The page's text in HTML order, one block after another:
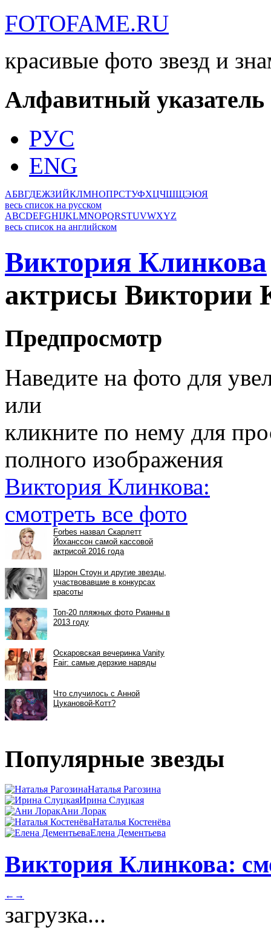
FOTOFAME.RU
красивые фото звезд и
Алфавитный указатель
РУС
ENG
АБВГДЕЖЗИЙКЛМНОПРСТУФХЦЧШЩЭЮЯ
весь список на русском
ABCDEFGHIJKLMNOPQRSTUVWXYZ
весь список на английском
Виктория Клинкова
актрисы Виктории
Предпросмотр
Наведите на фото для
или
кликните по нему для
полного изображения
Виктория Клинкова:
смотреть все фото
Популярные звезды
Наталья Рагозина
Ирина Слуцкая
Ани Лорак
Наталья Костенёва
Елена Дементьева
Виктория Клинкова:
← →
загрузка...